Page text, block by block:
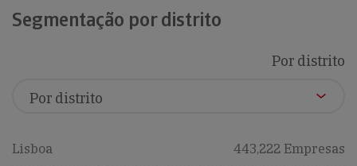
Segmentação por distrito
Por distrito
Lisboa 443,222 Empresas